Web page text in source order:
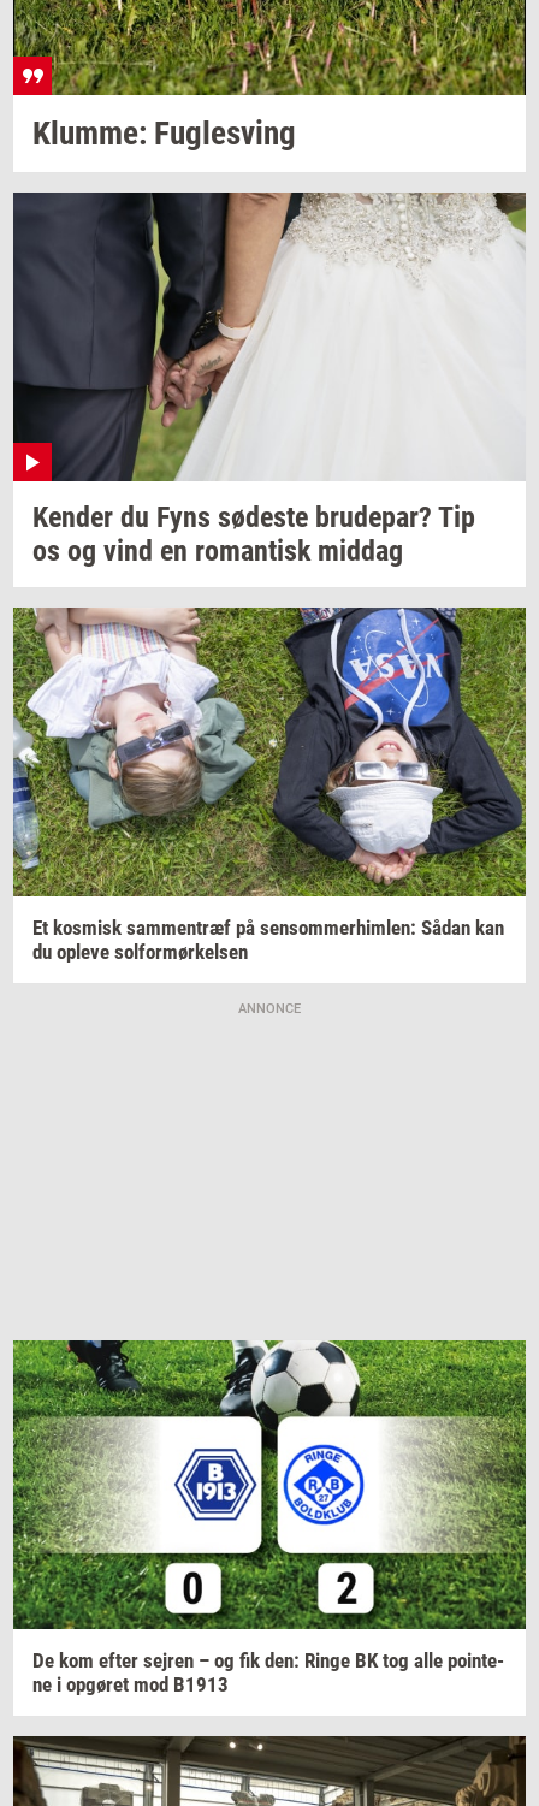
Klum­me: Fug­lesving
Ken­der du Fyns sø­de­ste bru­de­par? Tip
os og vind en ro­man­tisk mid­dag
Et kos­misk sam­men­træf på sen­som­mer­him­len: Sådan kan
du op­le­ve sol­for­mør­kel­sen
ANNONCE
De kom efter sej­ren – og fik den: Ringe BK tog alle po­in­te­
ne i op­gø­ret mod B1913